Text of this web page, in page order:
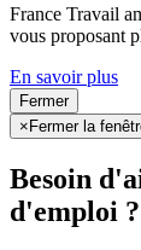
France Travail
vous proposant
En savoir plus
Fermer
× Fermer la
Besoin
d'emploi ?